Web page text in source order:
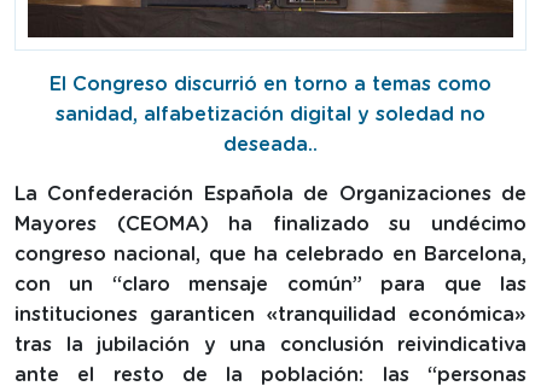
El Congreso discurrió en torno a temas como
sanidad, alfabetización digital y soledad no
deseada..
La Confederación Española de Organizaciones de
Mayores (CEOMA) ha finalizado su undécimo
congreso nacional, que ha celebrado en Barcelona,
con un “claro mensaje común” para que las
instituciones garanticen «tranquilidad económica»
tras la jubilación y una conclusión reivindicativa
ante el resto de la población: las “personas